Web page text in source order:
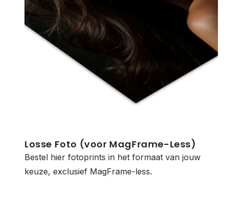
Losse Foto (voor MagFrame-Less)
Bestel hier fotoprints in het formaat van jouw
keuze, exclusief MagFrame-less.